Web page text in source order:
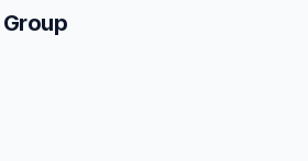
Group